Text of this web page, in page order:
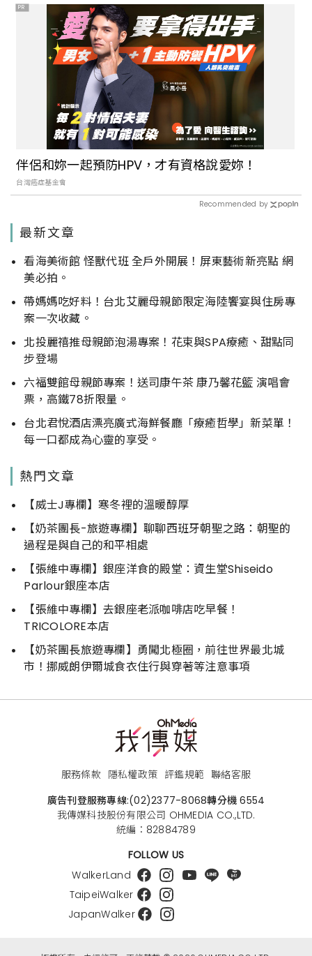
PR
伴侶和妳一起預防HPV，才有資格說愛妳！
台灣癌症基金會
Recommended by
最新文章
看海美術館 怪獸代班 全戶外開展！屏東藝術新亮點 網
美必拍。
帶媽媽吃好料！台北艾麗母親節限定海陸饗宴與住房專
案一次收藏。
北投麗禧推母親節泡湯專案！花束與SPA療癒、甜點同
步登場
六福雙館母親節專案！送司康午茶 康乃馨花籃 演唱會
票，高鐵78折限量。
台北君悅酒店漂亮廣式海鮮餐廳「療癒哲學」新菜單！
每一口都成為心靈的享受。
熱門文章
【威士J專欄】寒冬裡的溫暖醇厚
【奶茶團長-旅遊專欄】聊聊西班牙朝聖之路：朝聖的
過程是與自己的和平相處
【張維中專欄】銀座洋食的殿堂：資生堂Shiseido
Parlour銀座本店
【張維中專欄】去銀座老派咖啡店吃早餐！
TRICOLORE本店
【奶茶團長旅遊專欄】勇闖北極圈，前往世界最北城
市！挪威朗伊爾城食衣住行與穿著等注意事項
服務條款 隱私權政策 評鑑規範 聯絡客服
廣告刊登服務專線:(02)2377-8068轉分機 6554
我傳媒科技股份有限公司 OHMEDIA CO.,LTD.
統編：82884789
FOLLOW US
WalkerLand
TaipeiWalker
JapanWalker